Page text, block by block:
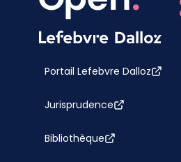
Portail Lefebvre Dalloz
Jurisprudence
Bibliothèque